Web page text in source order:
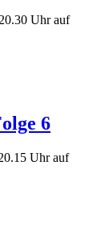
Uhr auf
6
Uhr auf